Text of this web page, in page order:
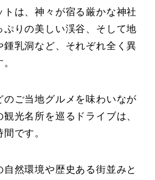
は、神々が宿る厳かな神社
りの美しい渓谷、そして地
乳洞など、それぞれ全く異
ご当地グルメを味わいなが
光名所を巡るドライブは、
です。
然環境や歴史ある街並みと